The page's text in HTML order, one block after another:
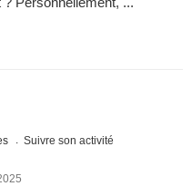
Suivre son activité